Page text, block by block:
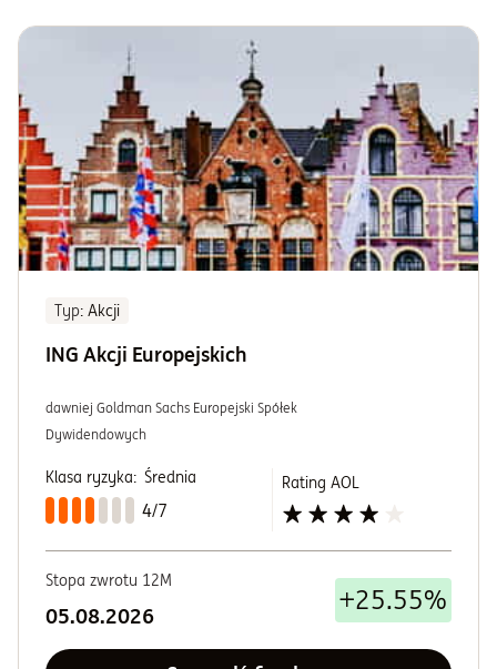
Typ: Akcji
ING Akcji Europejskich
dawniej Goldman Sachs Europejski Spółek
Dywidendowych
Klasa ryzyka: Średnia
4/7
Rating AOL
Stopa zwrotu 12M
05.08.2026 +25.55%